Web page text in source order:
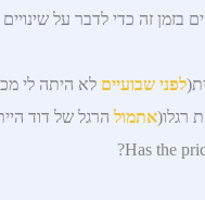
בזמן זה כדי לדבר על
לפני שבועיים לא היתה לי
רגלו(אתמול הרגל של דוד